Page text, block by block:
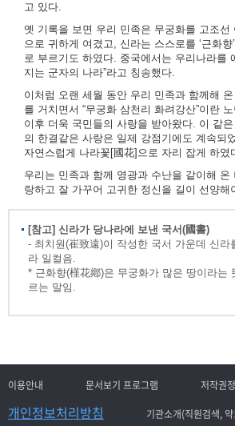
고 있다.
옛 기록을 보면 우리 민족은 무궁화를 고조선
으로 귀하게 여겼고, 신라는 스스로를 ‘근화
로 부르기도 하였다. 중국에서는 우리나라를
지는 군자의 나라”라고 칭송했다.
이처럼 오랜 세월 동안 우리 민족과 함께해
를 거치면서 “무궁화 삼천리 화려강산”이란
이후 더욱 국민들의 사랑을 받아왔다. 이 같
의 한결같은 사랑은 일제 강점기에도 계속되
자연스럽게 나라꽃[國花]으로 자리 잡게 하였
우리는 민족과 함께 영광과 수난을 같이해
랑하고 잘 가꾸어 고귀한 정신을 길이 선양해
[참고] 신라가 당나라에 보낸 국서(國書)
- 최치원(崔致遠)이 작성한 국서 가운데 신라
라 일컬음.
* 근화향(槿花鄕)은 무궁화가 많은 땅이라는
르는 말임.
이용안내 문서보기 프로그램 저작권
개인정보처리방침 기관소개(직원검색,